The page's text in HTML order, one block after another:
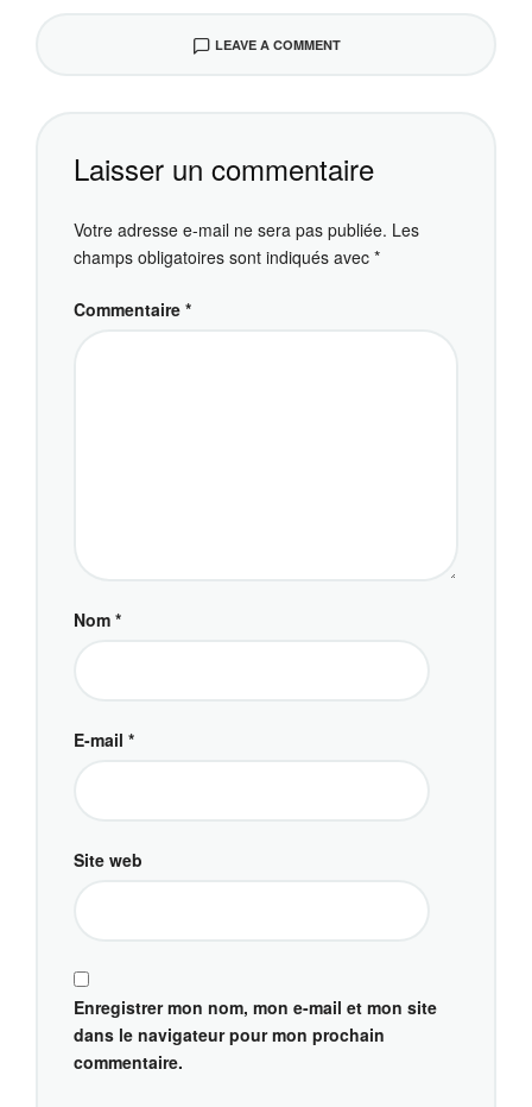
LEAVE A COMMENT
Laisser un commentaire
Votre adresse e-mail ne sera pas publiée. Les
champs obligatoires sont indiqués avec *
Commentaire *
Nom *
E-mail *
Site web
Enregistrer mon nom, mon e-mail et mon site
dans le navigateur pour mon prochain
commentaire.